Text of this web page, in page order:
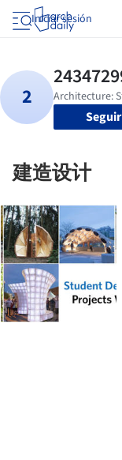
Iniciar sesión
Seguir
建造设计